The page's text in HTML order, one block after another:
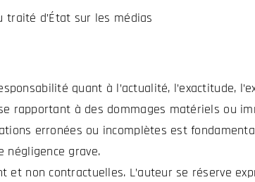
d’État sur les médias
quant à l’actualité,
rapportant à des dommages matériels ou
erronées ou incomplètes est
négligence grave.
et non contractuelles. L’auteur se réserve